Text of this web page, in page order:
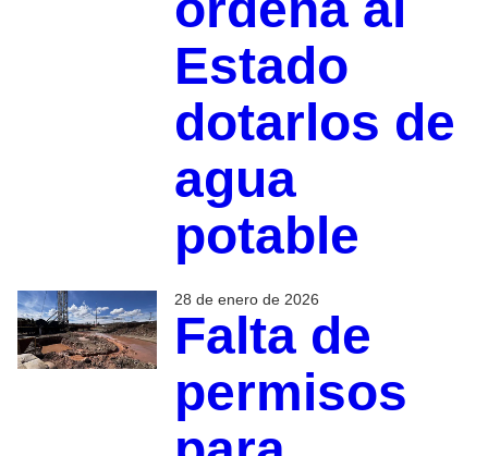
Estado
dotarlos de
agua
potable
28 de enero de 2026
Falta de
permisos